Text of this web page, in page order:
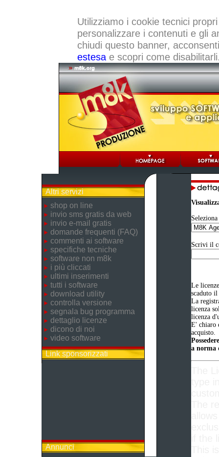
Utilizziamo i cookie tecnici
personalizzare i contenuti e gli
chiudi questo banner,
estesae scopri come
Altri servizi
shop on line
invio sms gratis da web
invio e-mail gratis
domande frequenti (FAQ)
commenti ai software
specifiche tecniche
software non m8k
i più cliccati
ultimi inserimenti
tutti i software
download utility
controlla versione
segnala bug programma
dettaglio licenze
dicono di noi
video software
Link sponsorizzati
Annunci
Scrivi il
Le
scaduto
La
licenza
licenza
E' chiaro
acquisto.
a norma